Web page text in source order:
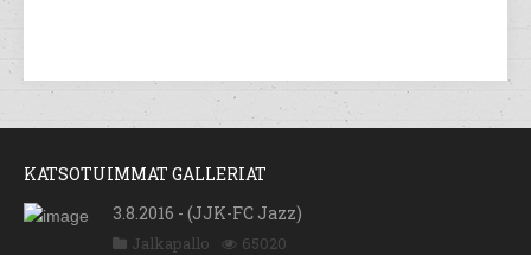
KATSOTUIMMAT GALLERIAT
3.8.2016 - (JJK-FC Jazz)
Jalkapallo 65020